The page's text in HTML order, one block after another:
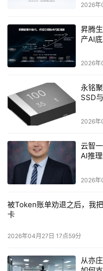
2026年
昇腾
产AI
2026年
永铭
SSD
2026年
云智
AI推
2026年
被Token账单劝退之后，我
卡
2026年04月27日 17点59分
从亦